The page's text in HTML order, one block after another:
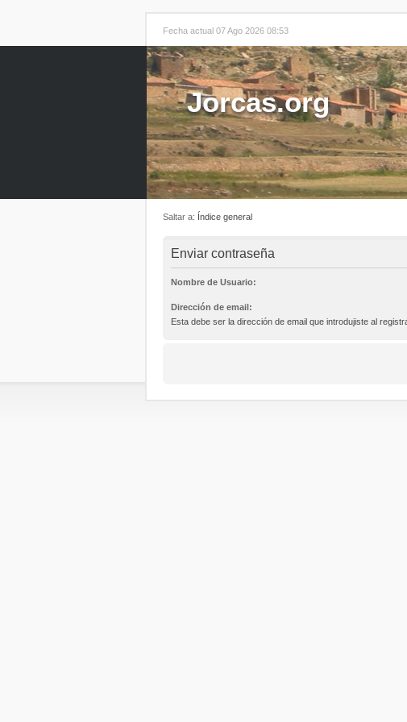
Fecha actual 07 Ago 2026 08:53
Jorcas.org
Saltar a: Índice general
Enviar contraseña
Nombre de Usuario:
Dirección de email:
Esta debe ser la dirección de email que introdujiste al